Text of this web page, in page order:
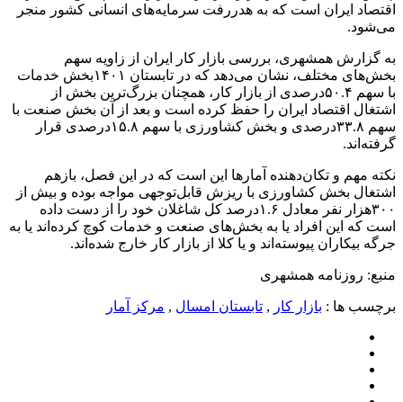
اقتصاد ایران است که به هدررفت سرمایه‌های انسانی کشور منجر
می‌شود.
به گزارش همشهری، بررسی بازار کار ایران از زاویه سهم
بخش‌های مختلف، نشان می‌دهد که در تابستان ۱۴۰۱بخش خدمات
با سهم ۵۰.۴درصدی از بازار کار، همچنان بزرگ‌ترین بخش از
اشتغال اقتصاد ایران را حفظ کرده است و بعد از آن بخش صنعت با
سهم ۳۳.۸درصدی و بخش کشاورزی با سهم ۱۵.۸درصدی قرار
گرفته‌اند.
نکته مهم و تکان‌دهنده آمارها این است که در این فصل، بازهم
اشتغال بخش کشاورزی با ریزش قابل‌توجهی مواجه بوده و بیش از
۳۰۰هزار نفر معادل ۱.۶درصد کل شاغلان خود را از دست داده
است که این افراد یا به بخش‌های صنعت و خدمات کوچ کرده‌اند یا به
جرگه بیکاران پیوسته‌اند و یا کلا از بازار کار خارج شده‌اند.
منبع: روزنامه همشهری
برچسب ها : بازار کار , تابستان امسال , مرکز آمار